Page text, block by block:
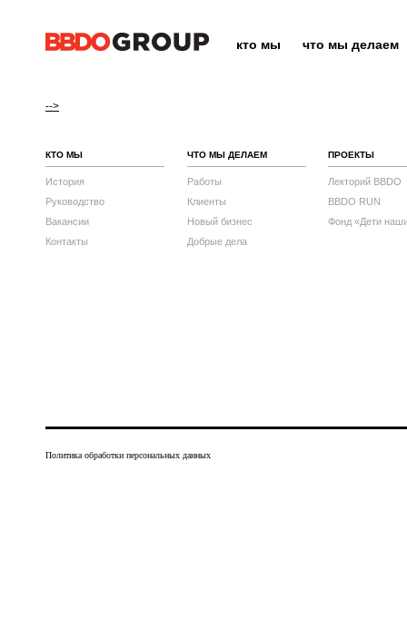
кто мы что мы делаем
-->
КТО МЫ
История
Руководство
Вакансии
Контакты
ЧТО МЫ ДЕЛАЕМ
Работы
Клиенты
Новый бизнес
Добрые дела
ПРОЕКТЫ
Лекторий BBDO
BBDO RUN
Фонд «Дети
Политика обработки персональных данных